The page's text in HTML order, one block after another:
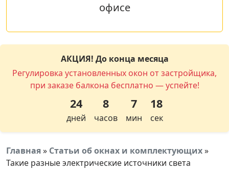
офисе
АКЦИЯ! До конца месяца
Регулировка установленных окон от застройщика,
при заказе балкона бесплатно — успейте!
24
дней
8
часов
7
мин
18
сек
Главная» Статьи об окнах и комплектующих»
Такие разные электрические источники света